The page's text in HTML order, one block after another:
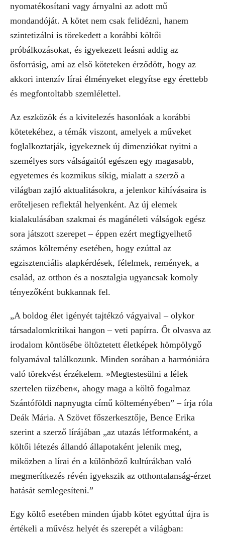
nyomatékosítani vagy árnyalni az adott mű
mondandóját. A kötet nem csak felidézni, hanem
szintetizálni is törekedett a korábbi költői
próbálkozásokat, és igyekezett leásni addig az
ősforrásig, ami az első köteteken érződött, hogy az
akkori intenzív lírai élményeket elegyítse egy érettebb
és megfontoltabb szemlélettel.
Az eszközök és a kivitelezés hasonlóak a korábbi
kötetekéhez, a témák viszont, amelyek a műveket
foglalkoztatják, igyekeznek új dimenziókat nyitni a
személyes sors válságaitól egészen egy magasabb,
egyetemes és kozmikus síkig, mialatt a szerző a
világban zajló aktualitásokra, a jelenkor kihívásaira is
erőteljesen reflektál helyenként. Az új elemek
kialakulásában szakmai és magánéleti válságok egész
sora játszott szerepet – éppen ezért megfigyelhető
számos költemény esetében, hogy ezúttal az
egzisztenciális alapkérdések, félelmek, remények, a
család, az otthon és a nosztalgia ugyancsak komoly
tényezőként bukkannak fel.
„A boldog élet igényét tajtékzó vágyaival – olykor
társadalomkritikai hangon – veti papírra. Őt olvasva az
irodalom köntösébe öltöztetett életképek hömpölygő
folyamával találkozunk. Minden sorában a harmóniára
való törekvést érzékelem. »Megtestesülni a lélek
szertelen tüzében«, ahogy maga a költő fogalmaz
Szántóföldi napnyugta című költeményében” – írja róla
Deák Mária. A Szövet főszerkesztője, Bence Erika
szerint a szerző lírájában „az utazás létformaként, a
költői létezés állandó állapotaként jelenik meg,
miközben a lírai én a különböző kultúrákban való
megmerítkezés révén igyekszik az otthontalanság-érzet
hatását semlegesíteni.”
Egy költő esetében minden újabb kötet egyúttal újra is
értékeli a művész helyét és szerepét a világban: